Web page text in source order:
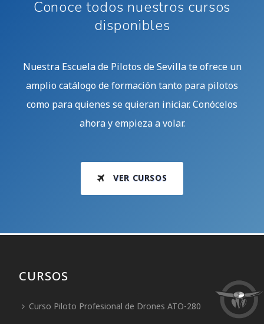
Conoce todos nuestros cursos
disponibles
Nuestra Escuela de Pilotos de Sevilla te ofrece un
amplio catálogo de formación tanto para pilotos
como para quienes se quieran iniciar. Conócelos
ahora y empieza a volar.
VER CURSOS
CURSOS
Curso Piloto Profesional de Drones ATO-280